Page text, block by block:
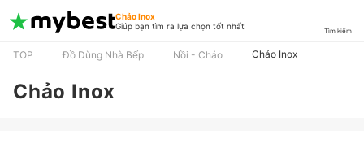
Chảo Inox
Giúp bạn tìm ra lựa chọn tốt nhất
Tìm kiếm
TOP Đồ Dùng Nhà Bếp Nồi - Chảo Chảo Inox
Chảo Inox